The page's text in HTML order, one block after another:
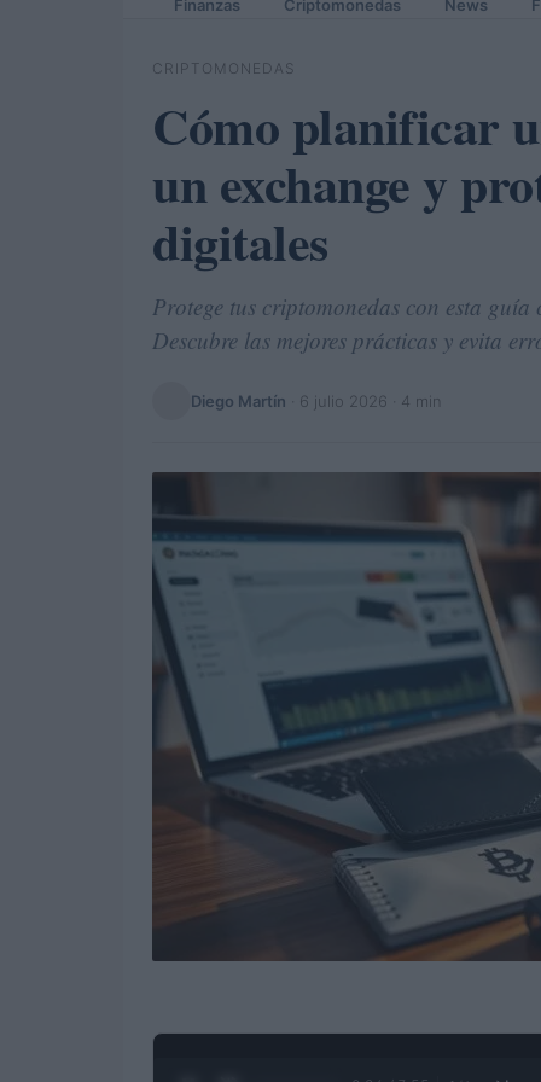
Finanzas Criptomonedas News
CRIPTOMONEDAS
Cómo planificar
un exchange y
digitales
Protege tus criptomonedas con esta
Descubre las mejores prácticas y evita
Diego Martín 6 julio 2026 · 4 min